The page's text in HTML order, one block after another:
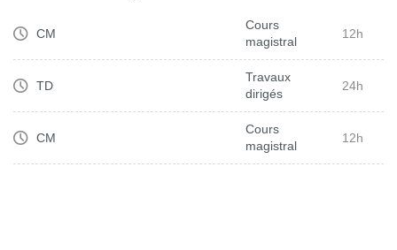
CM
Cours
magistral
12h
TD
Travaux
dirigés
24h
CM
Cours
magistral
12h